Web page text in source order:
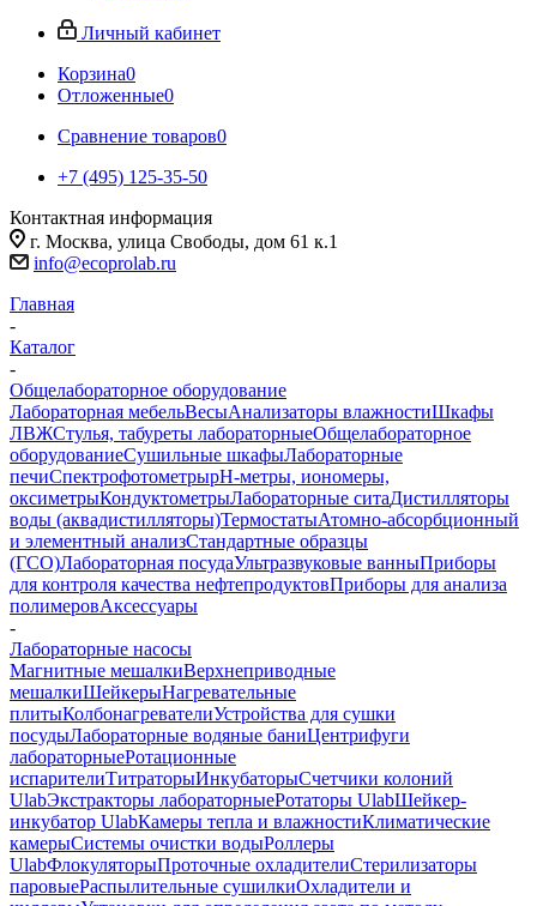
Личный кабинет
Корзина0
Отложенные0
Сравнение товаров0
+7 (495) 125-35-50
Контактная информация
г. Москва, улица Свободы, дом 61 к.1
info@ecoprolab.ru
Главная
-
Каталог
-
Общелабораторное оборудование
Лабораторная мебельВесыАнализаторы влажностиШкафы
ЛВЖСтулья, табуреты лабораторныеОбщелабораторное
оборудованиеСушильные шкафыЛабораторные
печиСпектрофотометрыpH-метры, иономеры,
оксиметрыКондуктометрыЛабораторные ситаДистилляторы
воды (аквадистилляторы)ТермостатыАтомно-абсорбционный
и элементный анализСтандартные образцы
(ГСО)Лабораторная посудаУльтразвуковые ванныПриборы
для контроля качества нефтепродуктовПриборы для анализа
полимеровАксессуары
-
Лабораторные насосы
Магнитные мешалкиВерхнеприводные
мешалкиШейкерыНагревательные
плитыКолбонагревателиУстройства для сушки
посудыЛабораторные водяные баниЦентрифуги
лабораторныеРотационные
испарителиТитраторыИнкубаторыСчетчики колоний
UlabЭкстракторы лабораторныеРотаторы UlabШейкер-
инкубатор UlabКамеры тепла и влажностиКлиматические
камерыСистемы очистки водыРоллеры
UlabФлокуляторыПроточные охладителиСтерилизаторы
паровыеРаспылительные сушилкиОхладители и